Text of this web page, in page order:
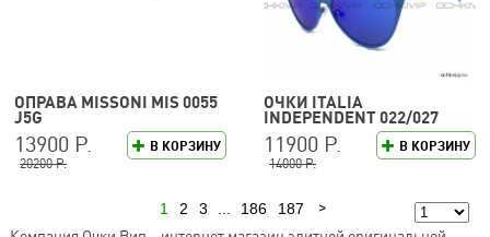
ОПРАВА MISSONI MIS 0055
J5G
В КОРЗИНУ
13900 Р.
20200 Р.
ОЧКИ ITALIA
INDEPENDENT 022/027
В КОРЗИНУ
11900 Р.
14000 Р.
1 2 3 186 187